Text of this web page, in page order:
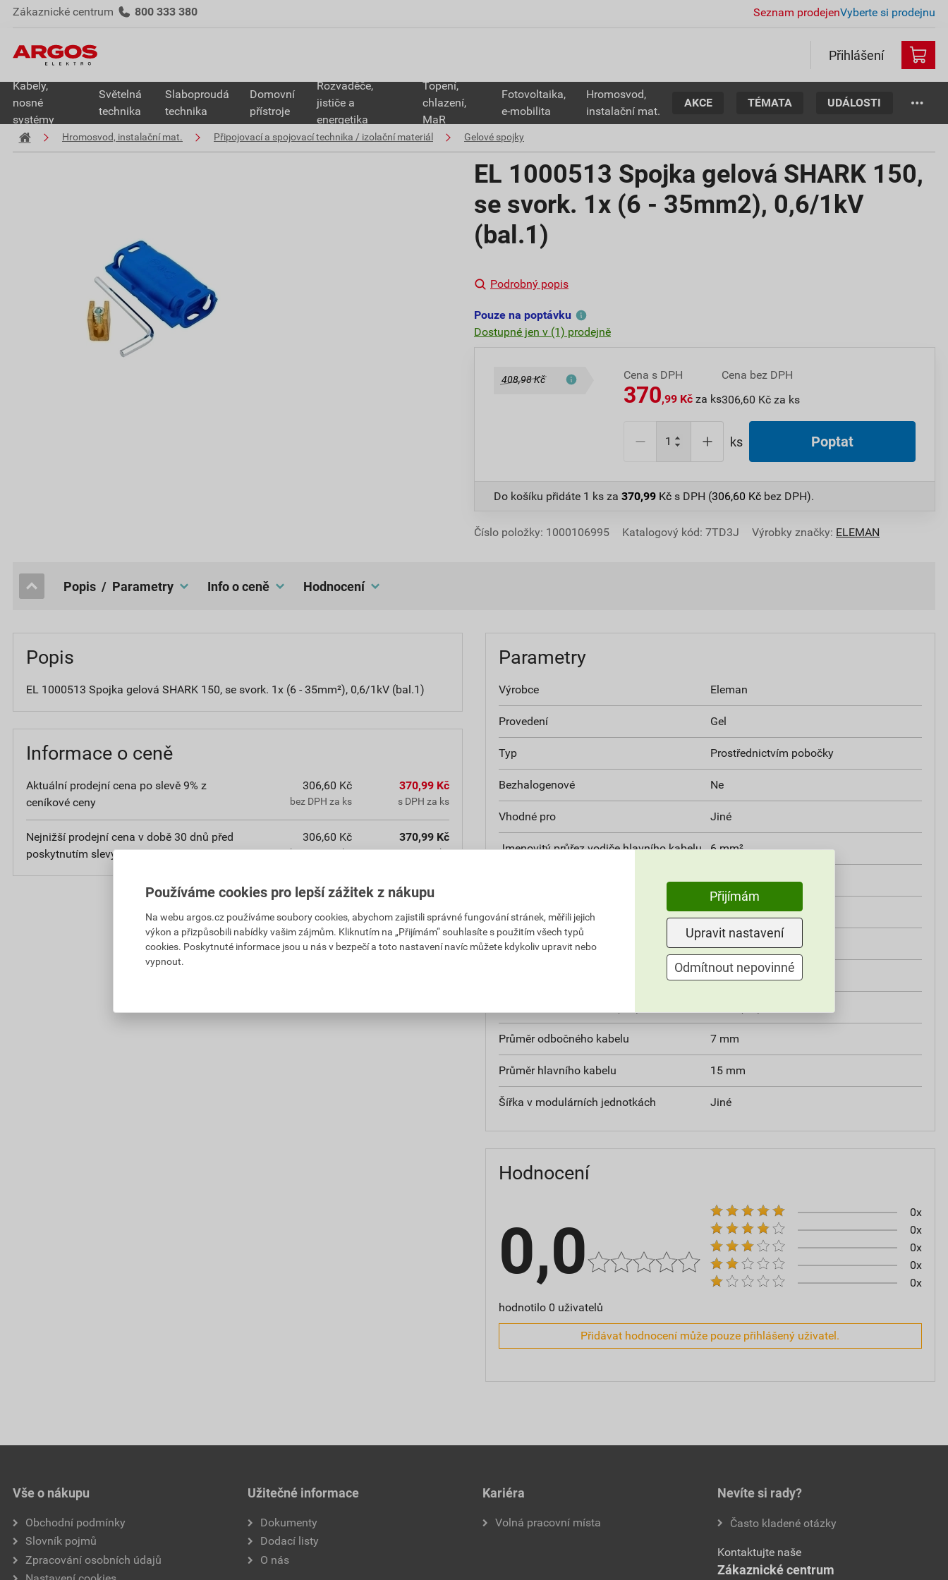
Zákaznické centrum 800 333 380 Seznam prodejenVyberte si prodejnu
Přihlášení
Kabely,
nosné
systémy
Světelná
technika
Slaboproudá
technika
Domovní
přístroje
Rozvaděče,
jističe a
energetika
Topení,
chlazení,
MaR
Fotovoltaika,
e-mobilita
Hromosvod,
instalační mat.
AKCE TÉMATA UDÁLOSTI
Hromosvod, instalační mat. Připojovací a spojovací technika / izolační materiál Gelové spojky
EL 1000513 Spojka gelová SHARK 150,
se svork. 1x (6 - 35mm2), 0,6/1kV
(bal.1)
Podrobný popis
Pouze na poptávku
Dostupné jen v (1) prodejně
408,98 Kč Cena s DPH
370,99 Kč za ks
Cena bez DPH
306,60 Kč za ks
ks Poptat
Do košíku přidáte 1 ks za 370,99 Kč s DPH (306,60 Kč bez DPH).
Číslo položky: 1000106995 Katalogový kód: 7TD3J Výrobky značky: ELEMAN
popis / Parametry Info o ceně hodnocení
Popis
EL 1000513 Spojka gelová SHARK 150, se svork. 1x (6 - 35mm²), 0,6/1kV (bal.1)
Informace o ceně
Aktuální prodejní cena po slevě 9% z
ceníkové ceny
306,60 Kč
bez DPH za ks
370,99 Kč
s DPH za ks
Nejnižší prodejní cena v době 30 dnů před
poskytnutím slevy
306,60 Kč
bez DPH za ks
370,99 Kč
s DPH za ks
Parametry
Výrobce Eleman
Provedení Gel
Typ Prostřednictvím pobočky
Bezhalogenové Ne
Vhodné pro Jiné
Jmenovitý průřez vodiče hlavního kabelu 6 mm²
2.5 mm²
Počet vodičů 1
Schválení těžebního odvětví
Šroubový konektor
Průměr odbočného kabelu 7 mm
Průměr hlavního kabelu 15 mm
Šířka v modulárních jednotkách Jiné
Hodnocení
0,0
hodnotilo 0 uživatelů
0x
0x
0x
0x
0x
Přidávat hodnocení může pouze přihlášený uživatel.
Vše o nákupu
Obchodní podmínky
Slovník pojmů
Zpracování osobních údajů
Užitečné informace
Dokumenty
Dodací listy
O nás
Kariéra
Volná pracovní místa
Nevíte si rady?
Často kladené otázky
Kontaktujte naše
Zákaznické centrum
Používáme cookies pro lepší zážitek z nákupu
Na webu argos.cz používáme soubory cookies, abychom zajistili správné fungování stránek, měřili jejich
výkon a přizpůsobili nabídky vašim zájmům. Kliknutím na „Přijímám“ souhlasíte s použitím všech typů
cookies. Poskytnuté informace jsou u nás v bezpečí a toto nastavení navíc můžete kdykoliv upravit nebo
vypnout.
Přijímám
Upravit nastavení
Odmítnout nepovinné